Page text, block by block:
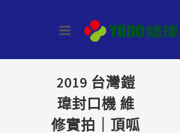
2019 台灣鎧
瑋封口機 維
修實拍｜頂呱